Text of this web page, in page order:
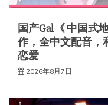
国产Gal《 中国式
作，全中文配音，
恋爱
2026年8月7日